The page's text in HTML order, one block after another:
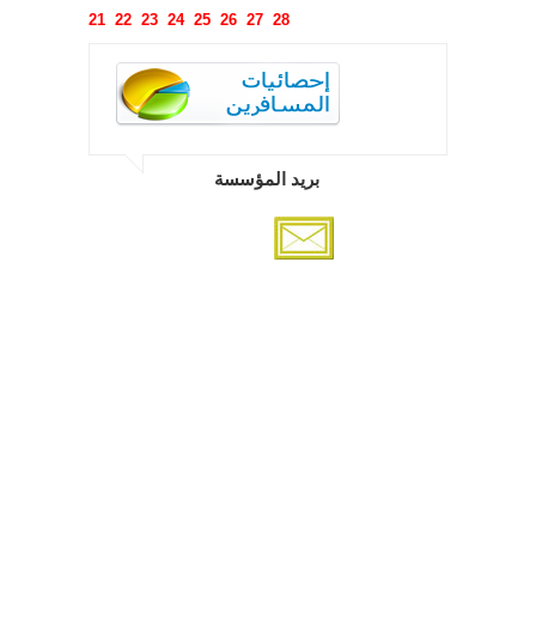
21 22 23 24 25 26 27 28
بريد المؤسسة